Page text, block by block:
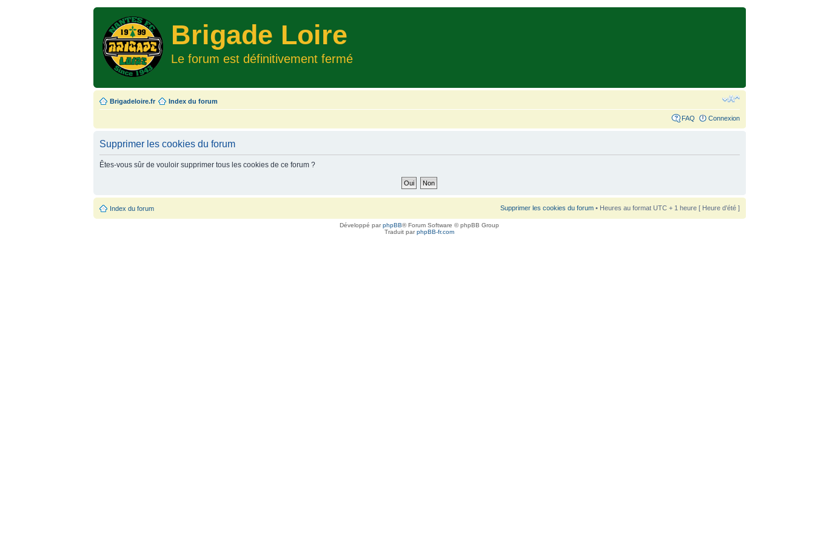
Brigade Loire
Le forum est définitivement fermé
Brigadeloire.fr Index du forum
FAQ Connexion
Supprimer les cookies du forum
Êtes-vous sûr de vouloir supprimer tous les cookies de ce forum ?
Index du forum Supprimer les cookies du forum• Heures au format UTC + 1 heure [ Heure d’été ]
Développé parphpBB® Forum Software © phpBB Group
Traduit parphpBB-fr.com